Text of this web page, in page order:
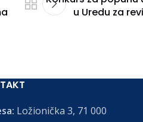
u Uredu za
Ložionička 3, 71 000